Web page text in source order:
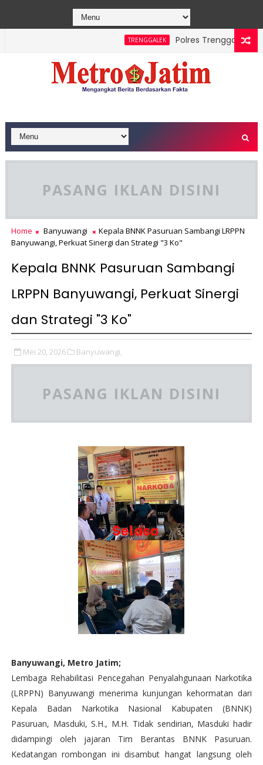
TRENGGALEK
Polres Trenggalek
Berhasil Dipadamkan, Masyarakat Diimbau Hentikan
PASANG IKLAN DISINI
Home Banyuwangi
Kepala BNNK Pasuruan Sambangi LRPPN
Banyuwangi, Perkuat Sinergi dan Strategi "3 Ko"
Kepala BNNK Pasuruan Sambangi
LRPPN Banyuwangi, Perkuat Sinergi
dan Strategi "3 Ko"
Mei 20, 2026 Banyuwangi,
PASANG IKLAN DISINI
Banyuwangi, Metro Jatim;
Lembaga Rehabilitasi Pencegahan Penyalahgunaan Narkotika
(LRPPN) Banyuwangi menerima kunjungan kehormatan dari
Kepala Badan Narkotika Nasional Kabupaten (BNNK)
Pasuruan, Masduki, S.H., M.H. Tidak sendirian, Masduki hadir
didampingi oleh jajaran Tim Berantas BNNK Pasuruan.
Kedatangan rombongan ini disambut hangat langsung oleh